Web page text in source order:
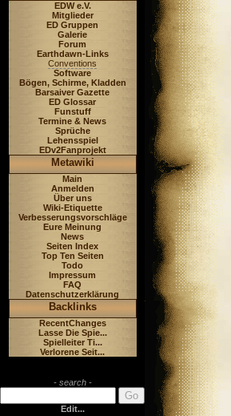
EDW e.V.
Mitglieder
ED Gruppen
Galerie
Forum
Earthdawn-Links
Conventions
Software
Bögen, Schirme, Kladden
Barsaiver Gazette
ED Glossar
Funstuff
Termine & News
Sprüche
Lehensspiel
EDv2Fanprojekt
Metawiki
Main
Anmelden
Über uns
Wiki-Etiquette
Verbesserungsvorschläge
Eure Meinung
News
Seiten Index
Top Ten Seiten
Todo
Impressum
FAQ
Datenschutzerklärung
Backlinks
RecentChanges
Lasse Die Spie...
Spielleiter Ti...
Verlorene Seit...
- search -
Edit...